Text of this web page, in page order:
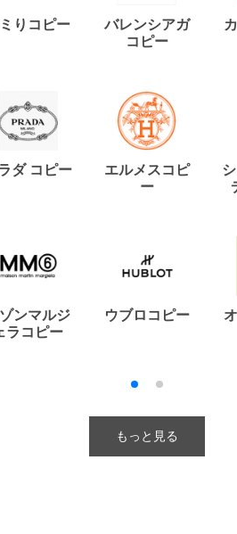
りコピー
バレンシアガ
コピー
ダ コピー
エルメスコピ
ー
ンマルジ
ラコピー
ウブロコピー
もっと見る